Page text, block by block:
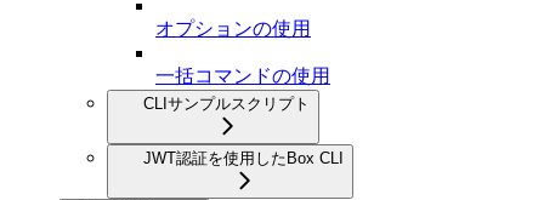
オプションの使用
一括コマンドの使用
CLIサンプルスクリプト
JWT認証を使用したBox CLI